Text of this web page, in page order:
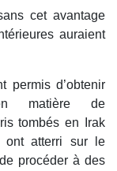
cet avantage
auraient
permis d’obtenir
matière de
tombés en Irak
ont atterri sur le
procéder à des